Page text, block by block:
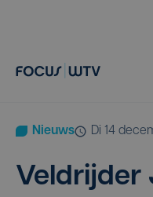
Nieuws di 14